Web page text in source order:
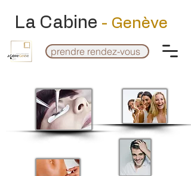
La Cabine - Genève
prendre rendez-vous